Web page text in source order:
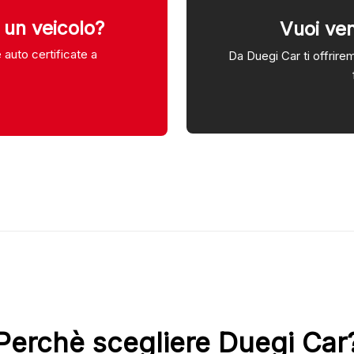
veicolo?
auto certificate a
Vuoi
Da Duegi Car ti
scegliere Duegi